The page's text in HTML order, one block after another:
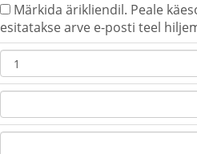
Märkida ärikliendil. Peale
esitatakse arve e-posti teel